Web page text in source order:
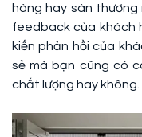
hàng hay sàn
feedback của khách
kiến phản hồi của
sẻ mà bạn cũng có
chất lượng hay không.